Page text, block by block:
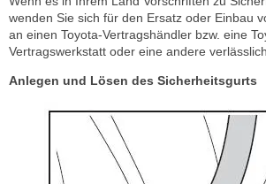
wenden Sie sich für den Ersatz oder Einbau
an einen Toyota-Vertragshändler bzw. eine
Vertragswerkstatt oder eine andere
Anlegen und Lösen des Sicherheitsgurts